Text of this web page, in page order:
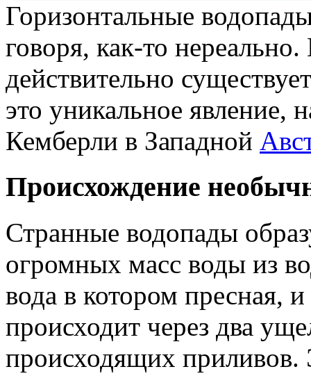
Горизонтальные
говоря, как-то
действительно
это уникальное явление,
Кемберли в Западной
Происхождение
Странные водопады
огромных масс воды из
вода в котором пресная,
происходит через два
происходящих приливов.